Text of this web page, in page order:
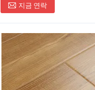
지금 연락